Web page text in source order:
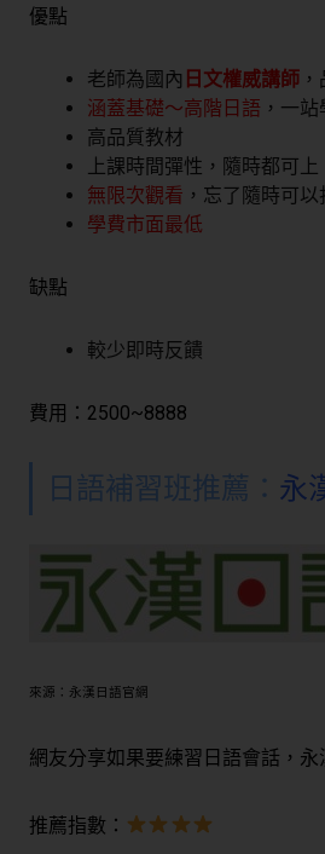
優點
老師為國內 日文權威講師
涵蓋基礎～高階日語 ，一
高品質教材
上課時間彈性，隨時都可上
無限次觀看 ，忘了隨時可
學費市面最低
缺點
較少即時反饋
費用：2500~8888
日語補習班推薦： 永
來源：永漢日語官網
網友分享如果要練習日語會話，
推薦指數：